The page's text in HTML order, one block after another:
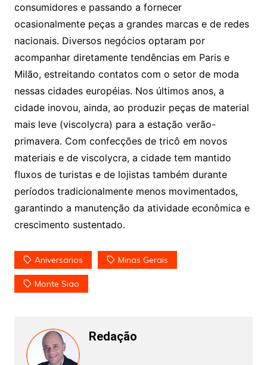
consumidores e passando a fornecer
ocasionalmente peças a grandes marcas e de redes
nacionais. Diversos negócios optaram por
acompanhar diretamente tendências em Paris e
Milão, estreitando contatos com o setor de moda
nessas cidades européias. Nos últimos anos, a
cidade inovou, ainda, ao produzir peças de material
mais leve (viscolycra) para a estação verão-
primavera. Com confecções de tricô em novos
materiais e de viscolycra, a cidade tem mantido
fluxos de turistas e de lojistas também durante
períodos tradicionalmente menos movimentados,
garantindo a manutenção da atividade econômica e
crescimento sustentado.
Aniversarios Minas Gerais
Monte Siao
Redação